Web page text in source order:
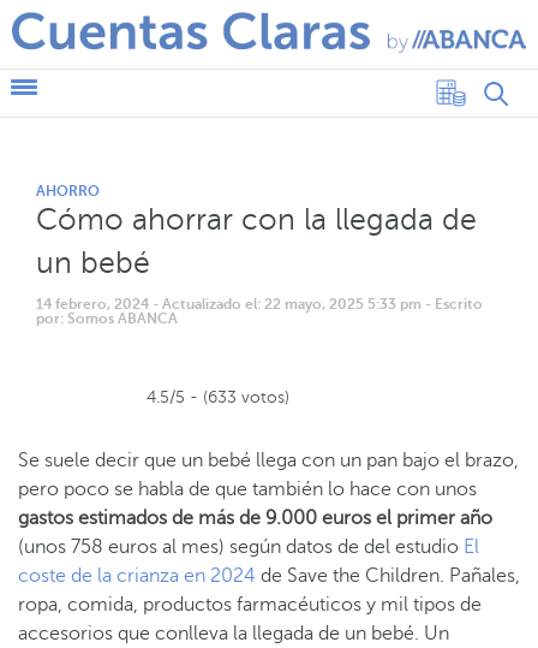
AHORRO
Cómo ahorrar con la llegada de
un bebé
14 febrero, 2024 - Actualizado el: 22 mayo, 2025 5:33 pm - Escrito
por: Somos ABANCA
4.5/5 - (633 votos)
Se suele decir que un bebé llega con un pan bajo el brazo,
pero poco se habla de que también lo hace con unos
gastos estimados de más de 9.000 euros el primer año
(unos 758 euros al mes) según datos de del estudio El
coste de la crianza en 2024 de Save the Children. Pañales,
ropa, comida, productos farmacéuticos y mil tipos de
accesorios que conlleva la llegada de un bebé. Un